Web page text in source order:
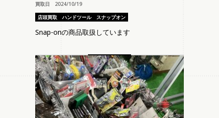
買取日 2024/10/19
店頭買取
ハンドツール スナップオン
Snap-onの商品取扱しています